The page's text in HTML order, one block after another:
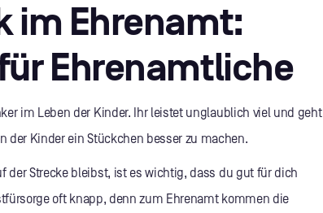
im Ehrenamt:
Ehrenamtliche
im Leben der Kinder. Ihr leistet unglaublich viel und geht
der Kinder ein Stückchen besser zu machen.
der Strecke bleibst, ist es wichtig, dass du gut für dich
oft knapp, denn zum Ehrenamt kommen die